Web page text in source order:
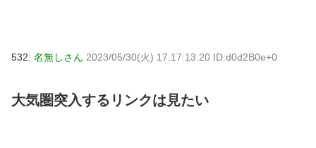
532: 名無しさん 2023/05/30(火) 17:17:13.20 ID:d0d2B0e+0
大気圏突入するリンクは見たい